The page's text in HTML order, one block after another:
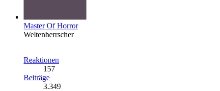
Master Of Horror
Weltenherrscher
Reaktionen
157
Beiträge
3.349